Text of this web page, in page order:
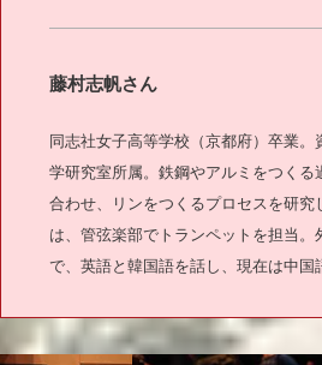
藤村志帆さん
同志社女子高等学校（京都府）卒業
学研究室所属。鉄鋼やアルミをつくる
合わせ、リンをつくるプロセスを研
は、管弦楽部でトランペットを担当。
で、英語と韓国語を話し、現在は中国